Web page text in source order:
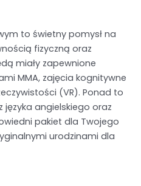
to świetny pomysł na
fizyczną oraz
miały zapewnione
MMA, zajęcia kognitywne
(VR). Ponad to
angielskiego oraz
pakiet dla Twojego
urodzinami dla